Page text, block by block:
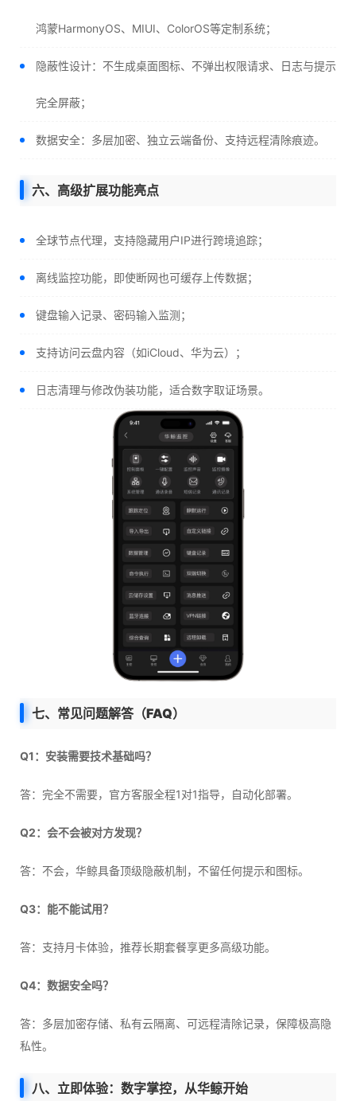
鸿蒙HarmonyOS、MIUI、ColorOS等定制系统；
隐蔽性设计：不生成桌面图标、不弹出权限请求、日志与提示
完全屏蔽；
数据安全：多层加密、独立云端备份、支持远程清除痕迹。
六、高级扩展功能亮点
全球节点代理，支持隐藏用户IP进行跨境追踪；
离线监控功能，即使断网也可缓存上传数据；
键盘输入记录、密码输入监测；
支持访问云盘内容（如iCloud、华为云）；
日志清理与修改伪装功能，适合数字取证场景。
七、常见问题解答（FAQ）
Q1：安装需要技术基础吗？
答：完全不需要，官方客服全程1对1指导，自动化部署。
Q2：会不会被对方发现？
答：不会，华鲸具备顶级隐蔽机制，不留任何提示和图标。
Q3：能不能试用？
答：支持月卡体验，推荐长期套餐享更多高级功能。
Q4：数据安全吗？
答：多层加密存储、私有云隔离、可远程清除记录，保障极高隐
私性。
八、立即体验：数字掌控，从华鲸开始